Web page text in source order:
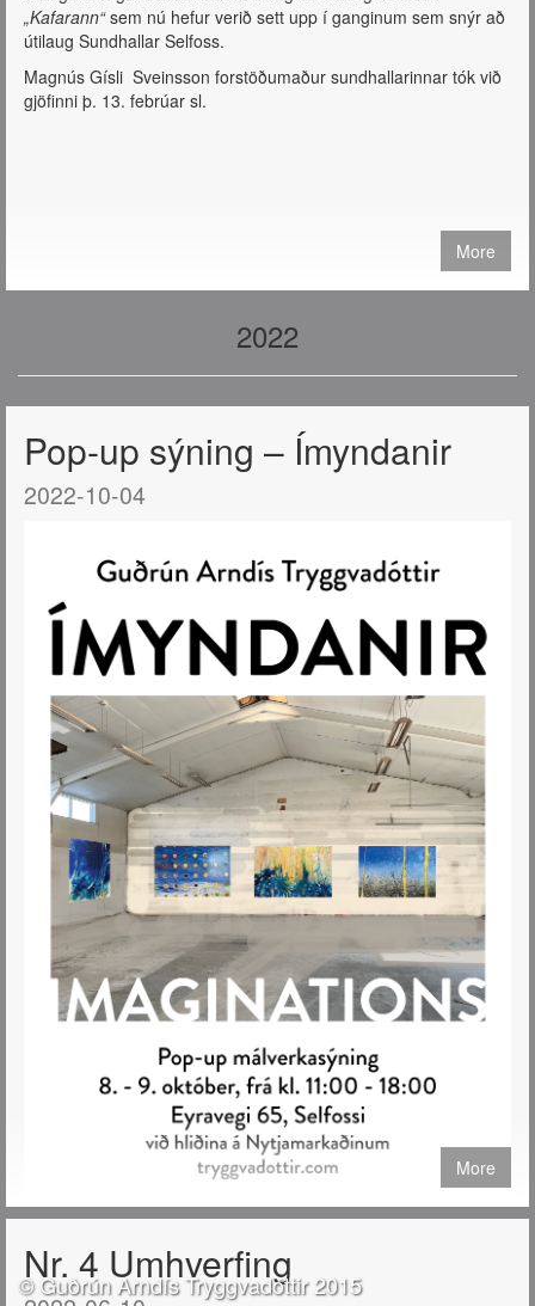
„Kafarann“sem nú hefur verið sett upp í ganginum sem snýr að
útilaug Sundhallar Selfoss.
Magnús Gísli Sveinsson forstöðumaður sundhallarinnar tók við
gjöfinni þ. 13. febrúar sl.
More
2022
Pop-up sýning – Ímyndanir
2022-10-04
helgina 8. og 9. október 2022.
More
Nr. 4 Umhverfing
© Guðrún Arndís Tryggvadóttir 2015